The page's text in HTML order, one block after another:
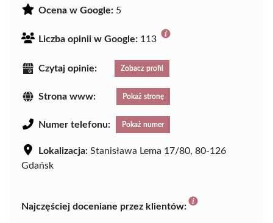
Ocena w Google: 5
Liczba opinii w Google: 113
Czytaj opinie: Zobacz profil
Strona www: Pokaż stronę
Numer telefonu: Pokaż numer
Lokalizacja: Stanisława Lema 17/80, 80-126
Gdańsk
Najczęściej doceniane przez klientów: